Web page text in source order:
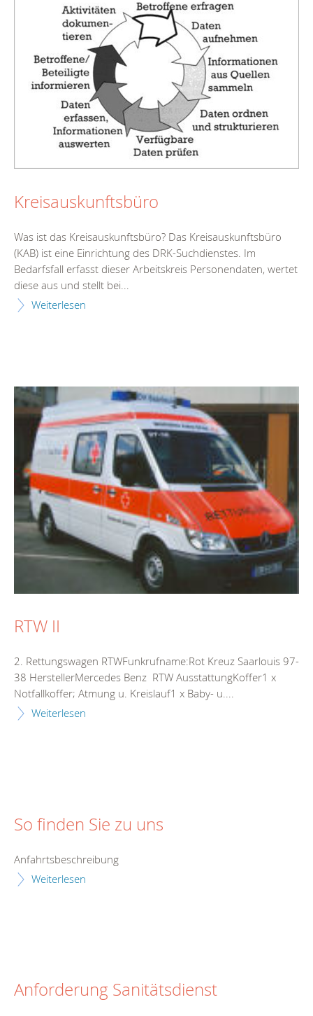
Kreisauskunftsbüro
Was ist das Kreisauskunftsbüro? Das Kreisauskunftsbüro
(KAB) ist eine Einrichtung des DRK-Suchdienstes. Im
Bedarfsfall erfasst dieser Arbeitskreis Personendaten, wertet
diese aus und stellt bei...
Weiterlesen
RTW II
2. Rettungswagen RTWFunkrufname:Rot Kreuz Saarlouis 97-
38 HerstellerMercedes Benz RTW AusstattungKoffer1 x
Notfallkoffer; Atmung u. Kreislauf1 x Baby- u....
Weiterlesen
So finden Sie zu uns
Anfahrtsbeschreibung
Weiterlesen
Anforderung Sanitätsdienst